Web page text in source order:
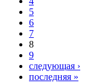
5
6
7
8
9
следующая ›
последняя »